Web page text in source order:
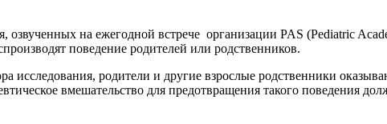
озвученных на ежегодной встрече организации PAS (Pediatric
поведение родителей или родственников.
родители и другие взрослые родственники
вмешательство для предотвращения такого поведения